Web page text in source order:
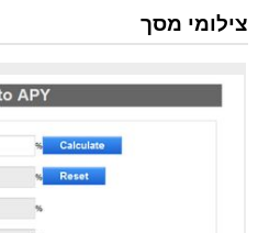
הרחבה
זו
צילומי מסך